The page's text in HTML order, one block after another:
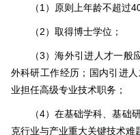
（1）原则上年龄不超过
（2）取得博士学位；
（3）海外引进人才一
外科研工作经历；国内引进
业担任高级专业技术职务；
（4）在基础学科、基础
克行业与产业重大关键技术难